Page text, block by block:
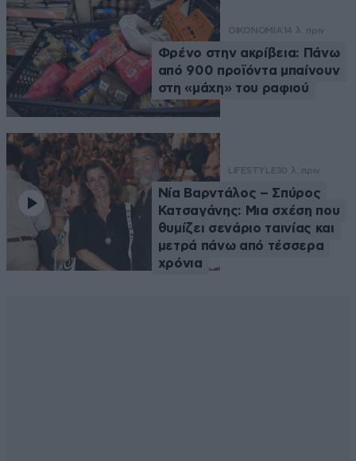
ΟΙΚΟΝΟΜΙΑ 14 λ. πριν
Φρένο στην ακρίβεια: Πάνω
από 900 προϊόντα μπαίνουν
στη «μάχη» του ραφιού
LIFESTYLE30 λ. πριν
Νία Βαρντάλος – Σπύρος
Κατσαγάνης: Μια σχέση που
θυμίζει σενάριο ταινίας και
μετρά πάνω από τέσσερα
χρόνια